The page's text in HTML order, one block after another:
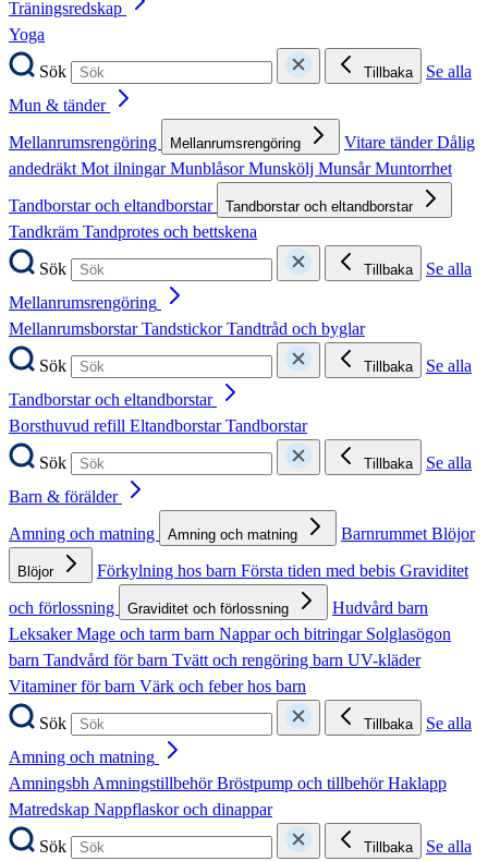
Träningsredskap
Yoga
Sök
Tillbaka
Se alla
Mun & tänder
Mellanrumsrengöring
Mellanrumsrengöring Vitare tänderDålig
andedräktMot ilningarMunblåsorMunskölj MunsårMuntorrhet
Tandborstar och eltandborstar
Tandborstar och eltandborstar
Tandkräm Tandprotes och bettskena
Sök
Tillbaka
Se alla
Mellanrumsrengöring
MellanrumsborstarTandstickorTandtråd och byglar
Sök
Tillbaka
Se alla
Tandborstar och eltandborstar
Borsthuvud refill EltandborstarTandborstar
Sök
Tillbaka
Se alla
Barn & förälder
Amning och matning
Amning och matning BarnrummetBlöjor
Blöjor Förkylning hos barn Första tiden med bebis Graviditet
och förlossning
Graviditet och förlossning
Hudvård barn
LeksakerMage och tarm barn Nappar och bitringar Solglasögon
barn Tandvård för barn Tvätt och rengöring barn UV-kläder
Vitaminer för barn Värk och feber hos barn
Sök
Tillbaka
Se alla
Amning och matning
AmningsbhAmningstillbehörBröstpump och tillbehörHaklapp
Matredskap Nappflaskor och dinappar
Sök
Tillbaka
Se alla